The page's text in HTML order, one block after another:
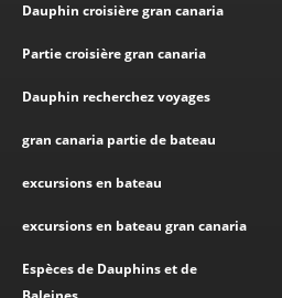
Dauphin croisière gran canaria
Partie croisière gran canaria
Dauphin recherchez voyages
gran canaria partie de bateau
excursions en bateau
excursions en bateau gran canaria
Espèces de Dauphins et de